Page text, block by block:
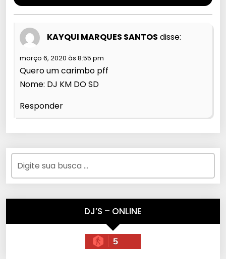
KAYQUI MARQUES SANTOS disse:
março 6, 2020 às 8:55 pm
Quero um carimbo pff
Nome: DJ KM DO SD
Responder
DJ’S – ONLINE
5